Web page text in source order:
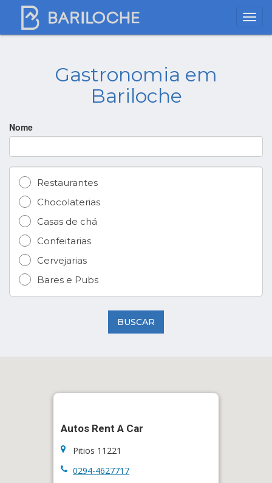
Gastronomia em
Bariloche
Nome
Restaurantes
Chocolaterias
Casas de chá
Confeitarias
Cervejarias
Bares e Pubs
BUSCAR
Autos Rent A Car
Pitios 11221
0294-4627717